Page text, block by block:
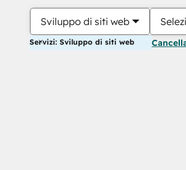
Sviluppo di siti web
Servizi: Sviluppo di siti web